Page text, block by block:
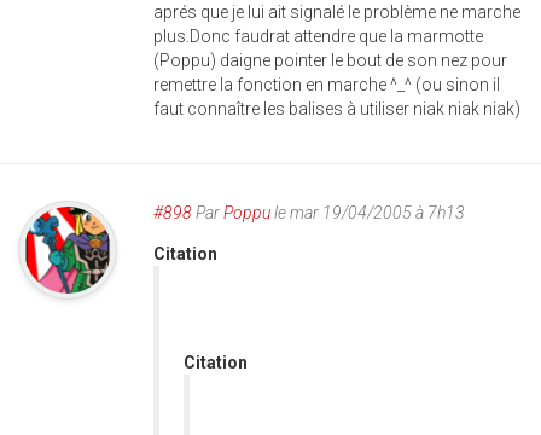
aprés que je lui ait signalé le problème ne marche
plus.Donc faudrat attendre que la marmotte
(Poppu) daigne pointer le bout de son nez pour
remettre la fonction en marche ^_^ (ou sinon il
faut connaître les balises à utiliser niak niak niak)
#898ParPoppule mar 19/04/2005 à 7h13
Citation
Citation